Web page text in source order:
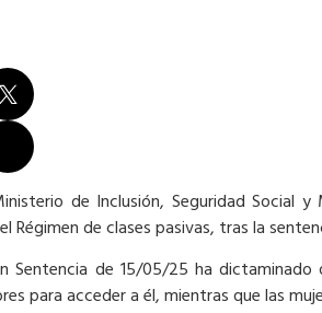
de Inclusión, Seguridad
Régimen de clases pasivas, tras la
Sentencia de 15/05/25 ha
para acceder a él, mientras que las